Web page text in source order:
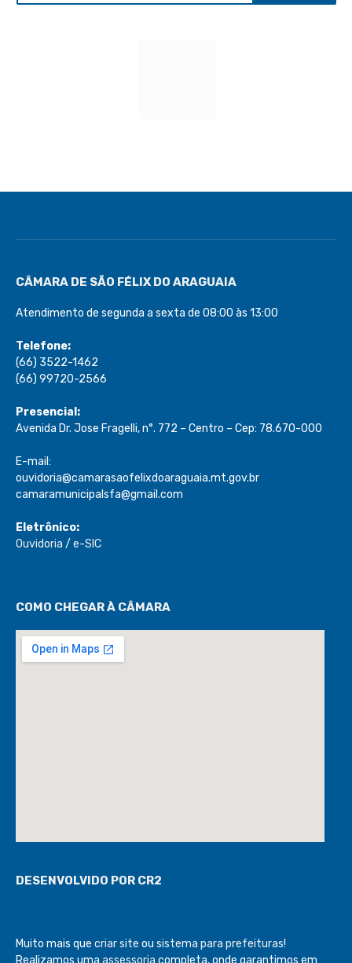
Atendimento de segunda a sexta de 08:00 às 13:00
Telefone:
(66) 3522-1462
(66) 99720-2566
Presencial:
Avenida Dr. Jose Fragelli, n°. 772 – Centro – Cep: 78.670-000
E-mail:
ouvidoria@camarasaofelixdoaraguaia.mt.gov.br
camaramunicipalsfa@gmail.com
Eletrônico:
Muito mais que ou sistema para prefeituras